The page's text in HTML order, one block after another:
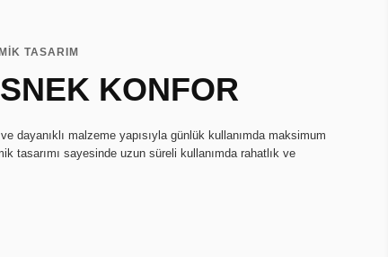
TASARIM
KONFOR
dayanıklı malzeme yapısıyla günlük kullanımda maksimum
tasarımı sayesinde uzun süreli kullanımda rahatlık ve